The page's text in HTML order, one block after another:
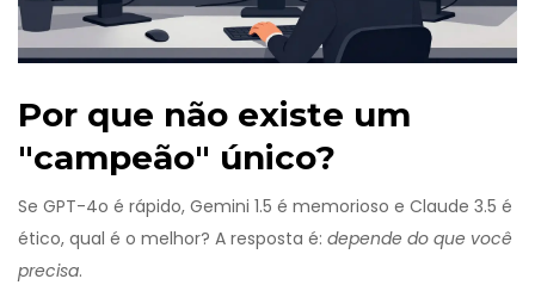
Por que não existe um
"campeão" único?
Se GPT-4o é rápido, Gemini 1.5 é memorioso e Claude 3.5 é
ético, qual é o melhor? A resposta é: depende do que você
precisa.